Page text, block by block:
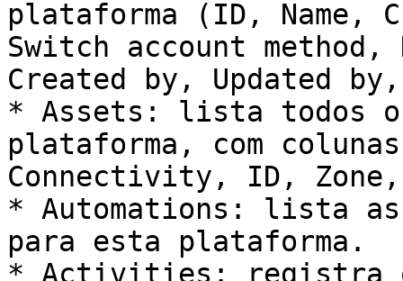
plataforma (ID, Name,
Switch account
Created by, Updated
* Assets: lista todos
plataforma, com
Connectivity, ID, Zone,
* Automations: lista as
para esta plataforma.
* Activities: registra